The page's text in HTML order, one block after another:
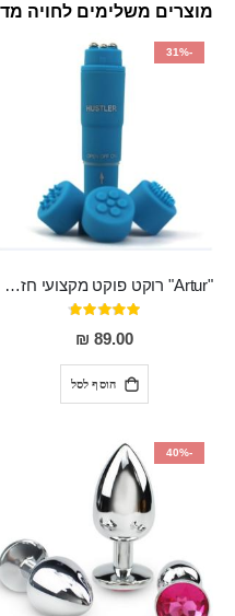
מוצרים משלימים לחויה
-31%
"Artur" רוקט פוקט מקצועי חזק במיוחד
דירוג:
95%
89.00 ₪
הוסף לסל
-40%